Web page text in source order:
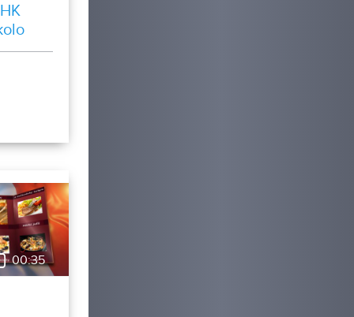
00:35